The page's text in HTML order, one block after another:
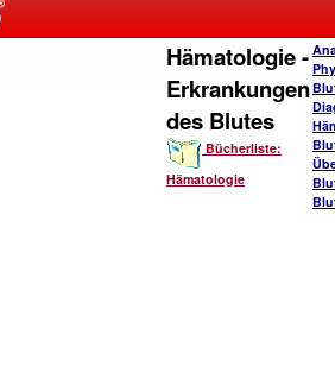
Hämatologie -
Erkrankungen
des Blutes
Bücherliste:
Hämatologie